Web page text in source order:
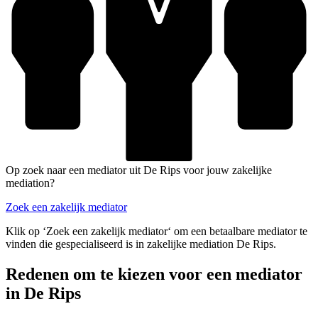
Op zoek naar een mediator uit De Rips voor jouw zakelijke
mediation?
Zoek een zakelijk mediator
Klik op ‘Zoek een zakelijk mediator‘ om een betaalbare mediator te
vinden die gespecialiseerd is in zakelijke mediation De Rips.
Redenen om te kiezen voor een mediator
in De Rips